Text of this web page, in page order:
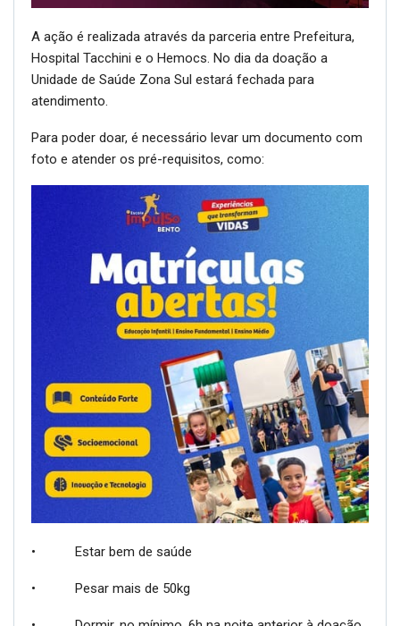
A ação é realizada através da parceria entre Prefeitura,
Hospital Tacchini e o Hemocs. No dia da doação a
Unidade de Saúde Zona Sul estará fechada para
atendimento.
Para poder doar, é necessário levar um documento com
foto e atender os pré-requisitos, como:
• Estar bem de saúde
• Pesar mais de 50kg